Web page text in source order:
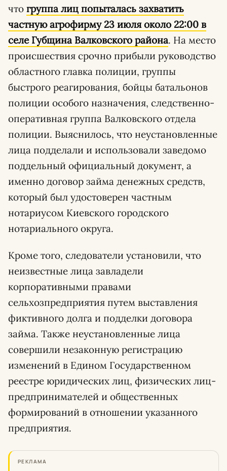
что группа лиц попыталась захватить
частную агрофирму 23 июля около 22:00 в
селе Губщина Валковского района. На место
происшествия срочно прибыли руководство
областного главка полиции, группы
быстрого реагирования, бойцы батальонов
полиции особого назначения, следственно-
оперативная группа Валковского отдела
полиции. Выяснилось, что неустановленные
лица подделали и использовали заведомо
поддельный официальный документ, а
именно договор займа денежных средств,
который был удостоверен частным
нотариусом Киевского городского
нотариального округа.
Кроме того, следователи установили, что
неизвестные лица завладели
корпоративными правами
сельхозпредприятия путем выставления
фиктивного долга и подделки договора
займа. Также неустановленные лица
совершили незаконную регистрацию
изменений в Едином Государственном
реестре юридических лиц, физических лиц-
предпринимателей и общественных
формирований в отношении указанного
предприятия.
РЕКЛАМА